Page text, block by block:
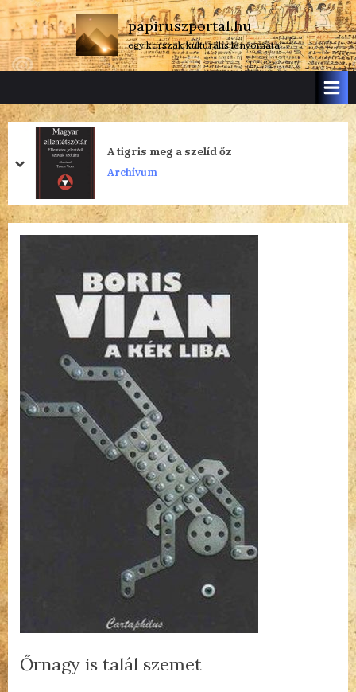
Skip
to
content
papiruszportal.hu
egy korszak kulturális lenyomata
A tigris meg a szelíd őz
Archívum
prev
next
Őrnagy is talál szemet